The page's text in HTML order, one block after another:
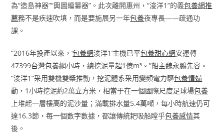
為“造島神器”“輿圖編纂器”。此次離開惠州，“浚洋1”的義包養網推
薦務不是疾速吹填，而是要施展另一年包養夜專長——疏通功
課。
“2016年投產以來，‘包養網浚洋1’主機已平包養甜心網安運轉
47399台灣包養網小時，總挖泥量超1億m³。”船主魏永鵬先容。
“浚洋1”采用雙機雙槳推動，挖泥體系采用變頻電力驅包養情婦
動，1小時挖泥約2萬立方米，相當于在一個國際尺度足球場包養
上堆起一層樓高的泥沙量；滿載排水量5.4萬噸，每小時航速仍可
達16.3節，每一個數字數據，都讓傳統耙吸船瞠乎包養感情其
後。